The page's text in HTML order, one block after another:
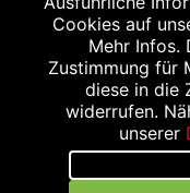
Abgabe in
und Satzfehler keine Haftung.
Zu Risiken und
Sie Ihren Arzt oder Apotheker.
eigener ehemaliger
Unverbindliche
Cookies auf
Mehr Infos.
Zustimmung für
diese in die
widerrufen.
unserer